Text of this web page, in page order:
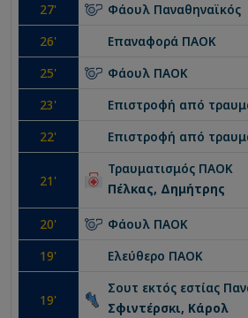
27' Φάουλ Παναθηναϊκός
26' Επαναφορά ΠΑΟΚ
25' Φάουλ ΠΑΟΚ
23' Επιστροφή από
22' Επιστροφή από
21 '
Τραυματισμός ΠΑΟΚ
Πέλκας, Δημήτρης
20' Φάουλ ΠΑΟΚ
19' Ελεύθερο ΠΑΟΚ
19'
Σουτ εκτός εστίας
Σφιντέρσκι, Κάρολ